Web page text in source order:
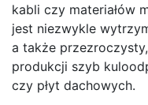
kabli czy materiałów
jest niezwykle
a także
produkcji szyb
czy płyt dachowych.